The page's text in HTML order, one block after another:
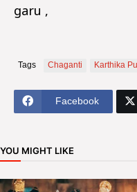
garu ,
Tags Chaganti Karthika
Facebook
YOU MIGHT LIKE